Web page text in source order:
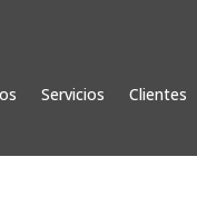
Servicios Clientes